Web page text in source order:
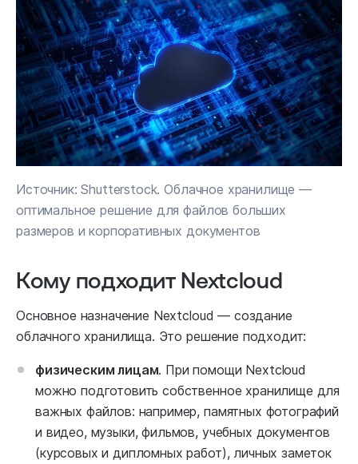
Источник: Shutterstock. Облачное хранилище —
оптимальное решение для файлов больших
размеров и корпоративных документов
Кому подходит Nextcloud
Основное назначение Nextcloud — создание
облачного хранилища. Это решение подходит:
физическим лицам. При помощи Nextcloud
можно подготовить собственное хранилище для
важных файлов: например, памятных фотографий
и видео, музыки, фильмов, учебных документов
(курсовых и дипломных работ), личных заметок